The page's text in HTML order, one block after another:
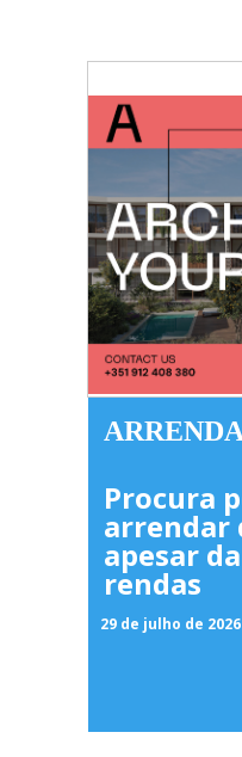
Procura
arrendar
apesar
rendas
29 de julho de 2026